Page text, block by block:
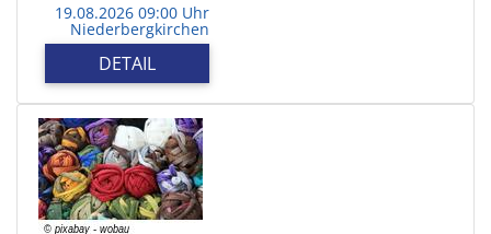
19.08.2026 09:00 Uhr
Niederbergkirchen
DETAIL